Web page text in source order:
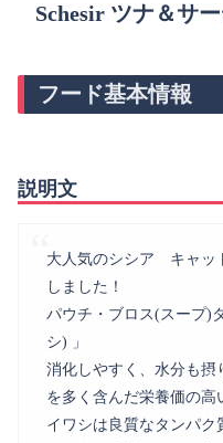
Schesir ツナ＆サ
フード基本情報
説明文
大人気のシシア キャッ
しました！
パウチ・ブロス(スープ)
シ) 」
消化しやすく、水分も
を多く含んだ栄養価の高
イワシは良質なタンパク